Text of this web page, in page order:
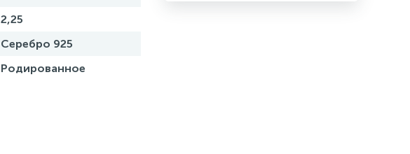
2,25
Серебро 925
Родированное